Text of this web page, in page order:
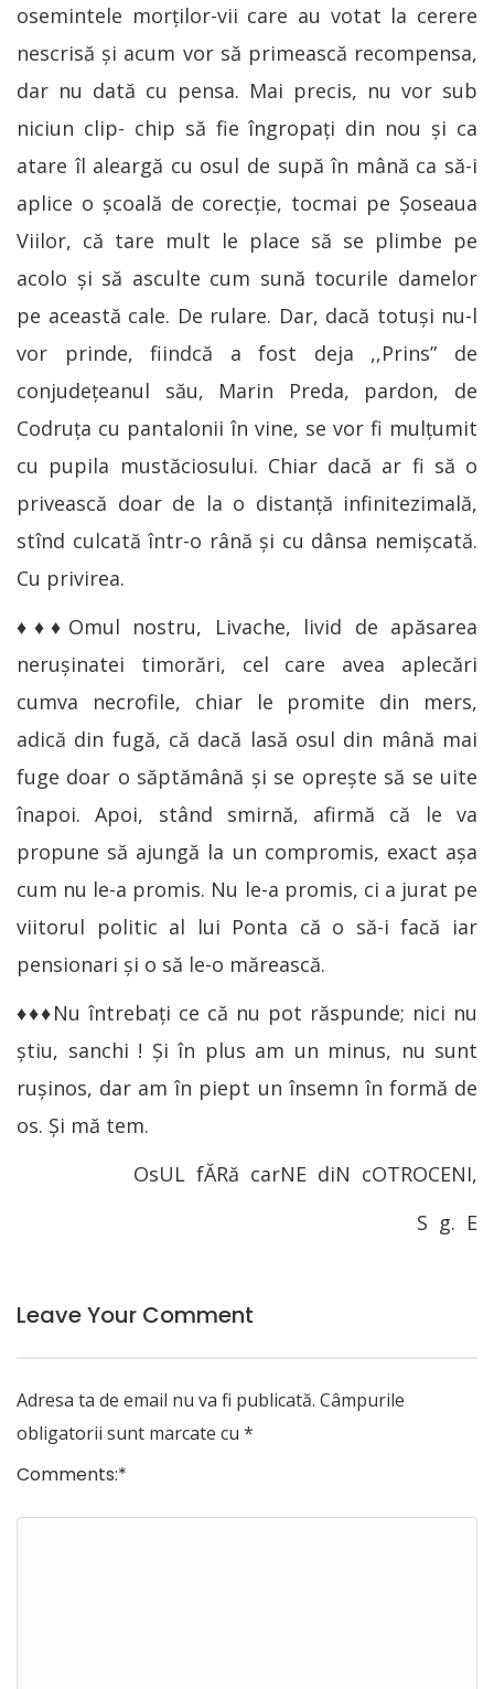
osemintele morţilor-vii care au votat la cerere
nescrisă şi acum vor să primească recompensa,
dar nu dată cu pensa. Mai precis, nu vor sub
niciun clip- chip să fie îngropaţi din nou şi ca
atare îl aleargă cu osul de supă în mână ca să-i
aplice o şcoală de corecţie, tocmai pe Şoseaua
Viilor, că tare mult le place să se plimbe pe
acolo şi să asculte cum sună tocurile damelor
pe această cale. De rulare. Dar, dacă totuşi nu-l
vor prinde, fiindcă a fost deja ,,Prins” de
conjudeţeanul său, Marin Preda, pardon, de
Codruţa cu pantalonii în vine, se vor fi mulţumit
cu pupila mustăciosului. Chiar dacă ar fi să o
privească doar de la o distanţă infinitezimală,
stînd culcată într-o rână şi cu dânsa nemişcată.
Cu privirea.
♦♦♦Omul nostru, Livache, livid de apăsarea
neruşinatei timorări, cel care avea aplecări
cumva necrofile, chiar le promite din mers,
adică din fugă, că dacă lasă osul din mână mai
fuge doar o săptămână şi se opreşte să se uite
înapoi. Apoi, stând smirnă, afirmă că le va
propune să ajungă la un compromis, exact aşa
cum nu le-a promis. Nu le-a promis, ci a jurat pe
viitorul politic al lui Ponta că o să-i facă iar
pensionari şi o să le-o mărească.
♦♦♦Nu întrebaţi ce că nu pot răspunde; nici nu
ştiu, sanchi ! Şi în plus am un minus, nu sunt
ruşinos, dar am în piept un însemn în formă de
os. Şi mă tem.
OsUL fĂRă carNE diN cOTROCENI,
S g. E
Leave Your Comment
Adresa ta de email nu va fi publicată. Câmpurile
obligatorii sunt marcate cu *
Comments:*